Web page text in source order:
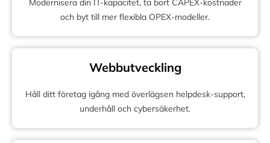
och byt till mer flexibla OPEX-modeller.
Webbutveckling
Håll ditt företag igång med överlägsen helpdesk-support,
underhåll och cybersäkerhet.